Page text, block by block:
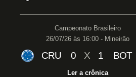
Campeonato Brasileiro
26/07/26 às 16:00 - Mineirão
CRU 0 X 1 BOT
Ler a crônica